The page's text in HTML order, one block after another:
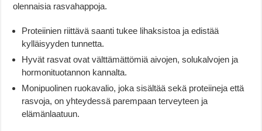
olennaisia rasvahappoja.
Proteiinien riittävä saanti tukee lihaksistoa ja edistää
kylläisyyden tunnetta.
Hyvät rasvat ovat välttämättömiä aivojen, solukalvojen ja
hormonituotannon kannalta.
Monipuolinen ruokavalio, joka sisältää sekä proteiineja että
rasvoja, on yhteydessä parempaan terveyteen ja
elämänlaatuun.